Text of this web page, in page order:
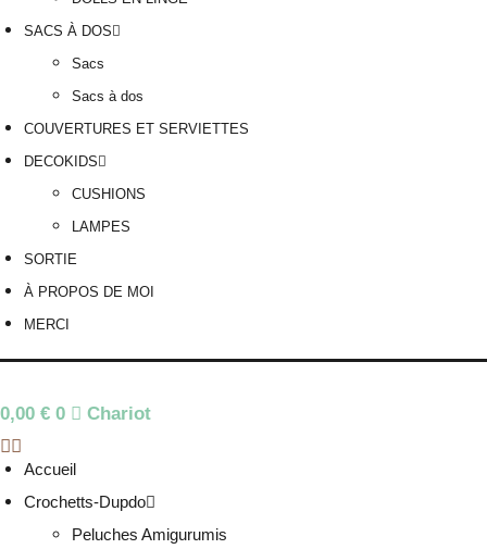
SACS À DOS
Sacs
Sacs à dos
COUVERTURES ET SERVIETTES
DECOKIDS
CUSHIONS
LAMPES
SORTIE
À PROPOS DE MOI
MERCI
0,00 € 0 Chariot
Accueil
Crochetts-Dupdo
Peluches Amigurumis